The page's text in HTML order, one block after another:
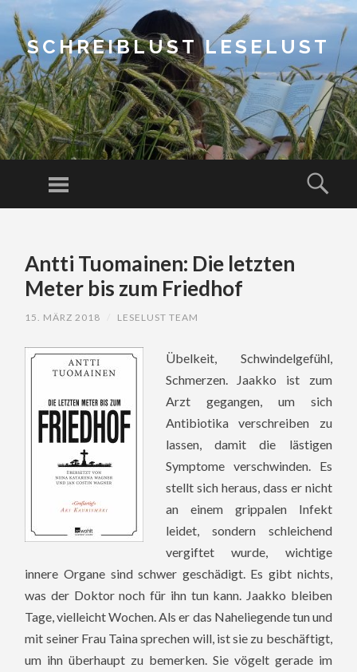
SCHREIBLUST LESELUST
Menu
CONTENT
Antti Tuomainen: Die letzten
Meter bis zum Friedhof
15. MÄRZ 2018 LESELUST TEAM
Übelkeit, Schwindelgefühl,
Schmerzen. Jaakko ist zum
Arzt gegangen, um sich
Antibiotika verschreiben zu
lassen, damit die lästigen
Symptome verschwinden. Es
stellt sich heraus, dass er nicht
an einem grippalen Infekt
leidet, sondern schleichend
vergiftet wurde, wichtige
innere Organe sind schwer geschädigt. Es gibt nichts,
was der Doktor noch für ihn tun kann. Jaakko bleiben
Tage, vielleicht Wochen. Als er das Naheliegende tun und
mit seiner Frau Taina sprechen will, ist sie zu beschäftigt,
um ihn überhaupt zu bemerken. Sie vögelt gerade im